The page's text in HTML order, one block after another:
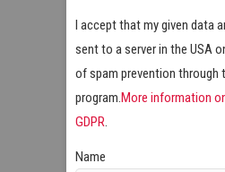
I accept that my given data
sent to a server in the USA
of spam prevention through
program.More information
GDPR.
Name